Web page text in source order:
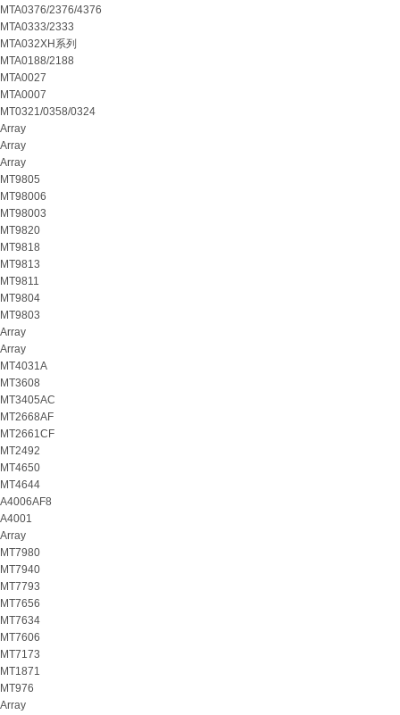
MTA0376/2376/4376
MTA0333/2333
MTA032XH系列
MTA0188/2188
MTA0027
MTA0007
MT0321/0358/0324
Array
Array
Array
MT9805
MT98006
MT98003
MT9820
MT9818
MT9813
MT9811
MT9804
MT9803
Array
Array
MT4031A
MT3608
MT3405AC
MT2668AF
MT2661CF
MT2492
MT4650
MT4644
A4006AF8
A4001
Array
MT7980
MT7940
MT7793
MT7656
MT7634
MT7606
MT7173
MT1871
MT976
Array